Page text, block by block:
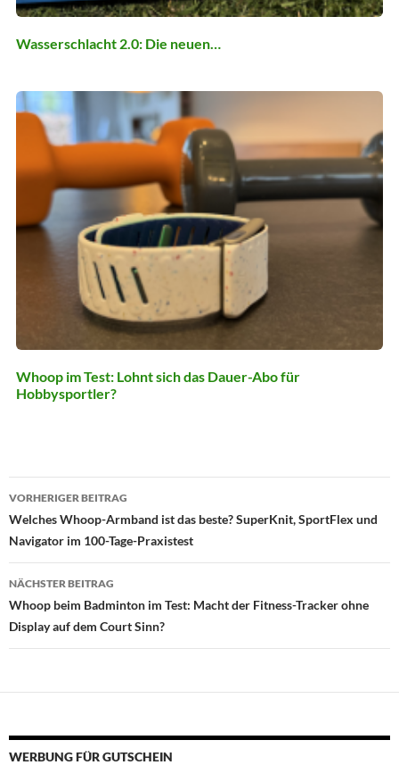
Wasserschlacht 2.0: Die neuen…
Whoop im Test: Lohnt sich das Dauer-Abo für
Hobbysportler?
Beitragsnavigation
VORHERIGER BEITRAG
Welches Whoop-Armband ist das beste? SuperKnit, SportFlex und
Navigator im 100-Tage-Praxistest
NÄCHSTER BEITRAG
Whoop beim Badminton im Test: Macht der Fitness-Tracker ohne
Display auf dem Court Sinn?
WERBUNG FÜR GUTSCHEIN